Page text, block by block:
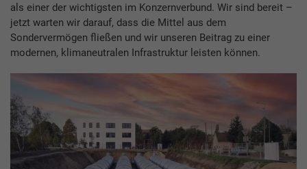
als einer der wichtigsten im Konzernverbund. Wir sind bereit –
jetzt warten wir darauf, dass die Mittel aus dem
Sondervermögen fließen und wir unseren Beitrag zu einer
modernen, klimaneutralen Infrastruktur leisten können.